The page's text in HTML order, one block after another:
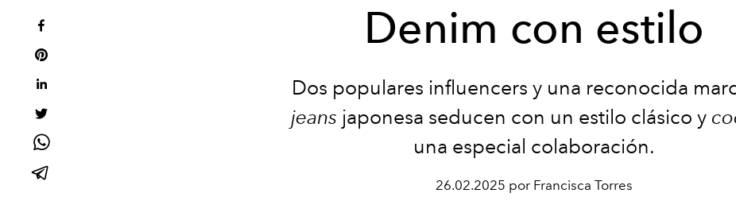
Denim con estilo
Dos populares influencers y una reconocida
jeans japonesa seducen con un estilo clásico y
una especial colaboración.
26.02.2025 por Francisca Torres